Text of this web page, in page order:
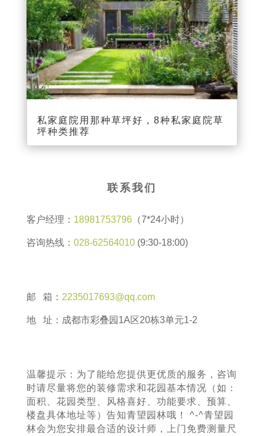
私家庭院用那种草坪好，8种私家庭院草
坪种类推荐
联系我们
客户经理： 18981753796（7*24小时）
咨询热线： 028-62564010(9:30-18:00)
邮 箱： 2235017693@qq.com
地 址：成都市彩叠园1A区20栋3单元1-2
温馨提示：为了能给您提供更优质的服务，咨询
时请尽量将您的装修需求和花园基本情况（如：
面积、花园类型、风格喜好、功能要求、预算、
楼盘具体地址等）告知青望园林哦！ ^-^青望园
林会为您安排最合适的设计师，上门免费测量尺